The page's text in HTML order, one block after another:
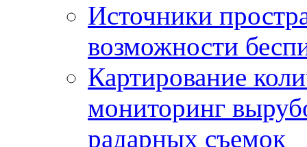
Источники
возможности
Картирование
мониторинг
радарных съемок